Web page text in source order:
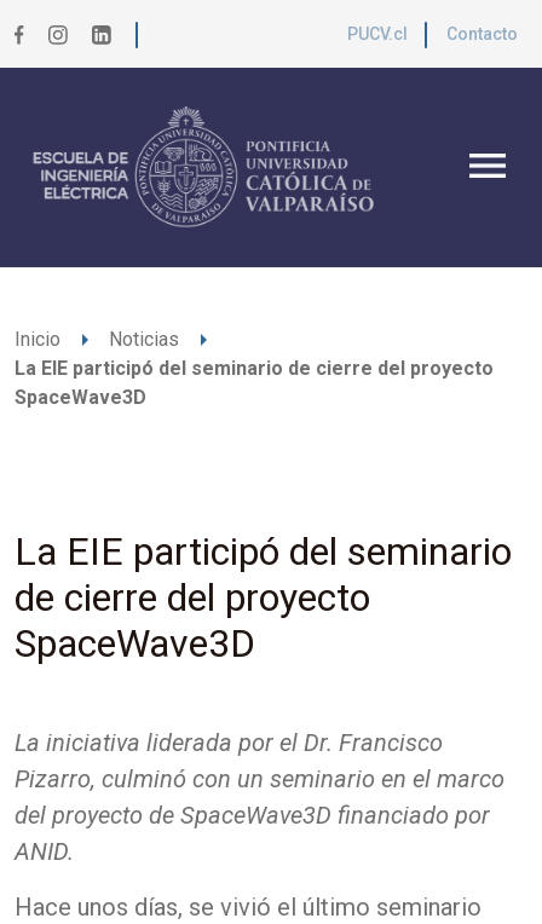
PUCV.cl Contacto
menu
Inicio arrow_right Noticias arrow_right
La EIE participó del seminario de cierre del proyecto
SpaceWave3D
La EIE participó del seminario
de cierre del proyecto
SpaceWave3D
La iniciativa liderada por el Dr. Francisco
Pizarro, culminó con un seminario en el marco
del proyecto de SpaceWave3D financiado por
ANID.
Hace unos días, se vivió el último seminario